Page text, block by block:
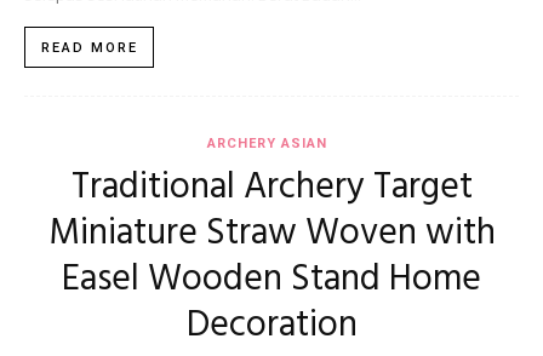
READ MORE
ARCHERY ASIAN
Traditional Archery Target
Miniature Straw Woven with
Easel Wooden Stand Home
Decoration